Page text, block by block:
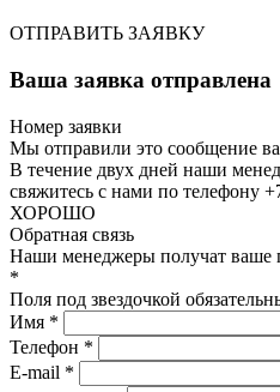
ОТПРАВИТЬ ЗАЯВКУ
Ваша заявка отправлена
Номер заявки
Мы отправили это сообщение
В течение двух дней наши
свяжитесь с нами по телефону
ХОРОШО
Обратная связь
Наши менеджеры получат ваше
*
Поля под звездочкой
Имя *
Телефон *
E-mail *